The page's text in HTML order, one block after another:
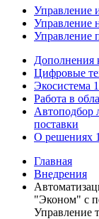
Управление
Управление
Управление
Дополнения
Цифровые
Экосистема
Работа в
Автоподбор
поставки
О решениях
Главная
Внедрения
"Эконом" с
Управление